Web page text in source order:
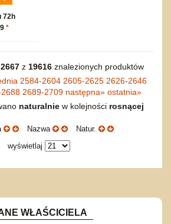
72h
*
2667z 19616znalezionych produktów
2584-2604 2605-2625 2626-2646
2689-2709 następna» ostatnia»
naturalniew kolejności rosnącej
Nazwa
Natur.
wyświetlaj
WŁAŚCICIELA